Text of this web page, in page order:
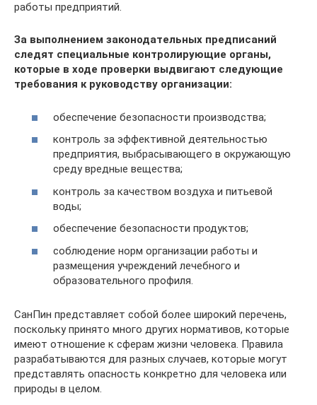
работы предприятий.
За выполнением законодательных предписаний
следят специальные контролирующие органы,
которые в ходе проверки выдвигают следующие
требования к руководству организации:
обеспечение безопасности производства;
контроль за эффективной деятельностью
предприятия, выбрасывающего в окружающую
среду вредные вещества;
контроль за качеством воздуха и питьевой
воды;
обеспечение безопасности продуктов;
соблюдение норм организации работы и
размещения учреждений лечебного и
образовательного профиля.
СанПин представляет собой более широкий перечень,
поскольку принято много других нормативов, которые
имеют отношение к сферам жизни человека. Правила
разрабатываются для разных случаев, которые могут
представлять опасность конкретно для человека или
природы в целом.